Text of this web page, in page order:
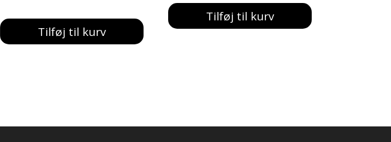
Tilføj til kurv
pris
var:
pris
er:
Tilføj til kurv